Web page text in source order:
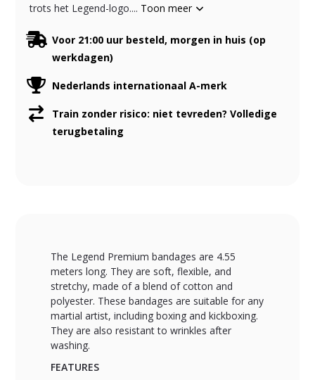
trots het Legend-logo.... Toon meer
Voor 21:00 uur besteld, morgen in huis (op
werkdagen)
Nederlands internationaal A-merk
Train zonder risico: niet tevreden? Volledige
terugbetaling
The Legend Premium bandages are 4.55
meters long. They are soft, flexible, and
stretchy, made of a blend of cotton and
polyester. These bandages are suitable for any
martial artist, including boxing and kickboxing.
They are also resistant to wrinkles after
washing.
FEATURES